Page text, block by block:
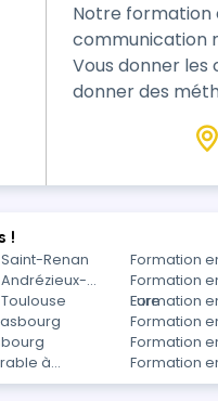
Notre formation
communication
Vous donner
donner des
!
Renan Formation
Formation
Eure
Formation
Formation
Formation
à
Formation